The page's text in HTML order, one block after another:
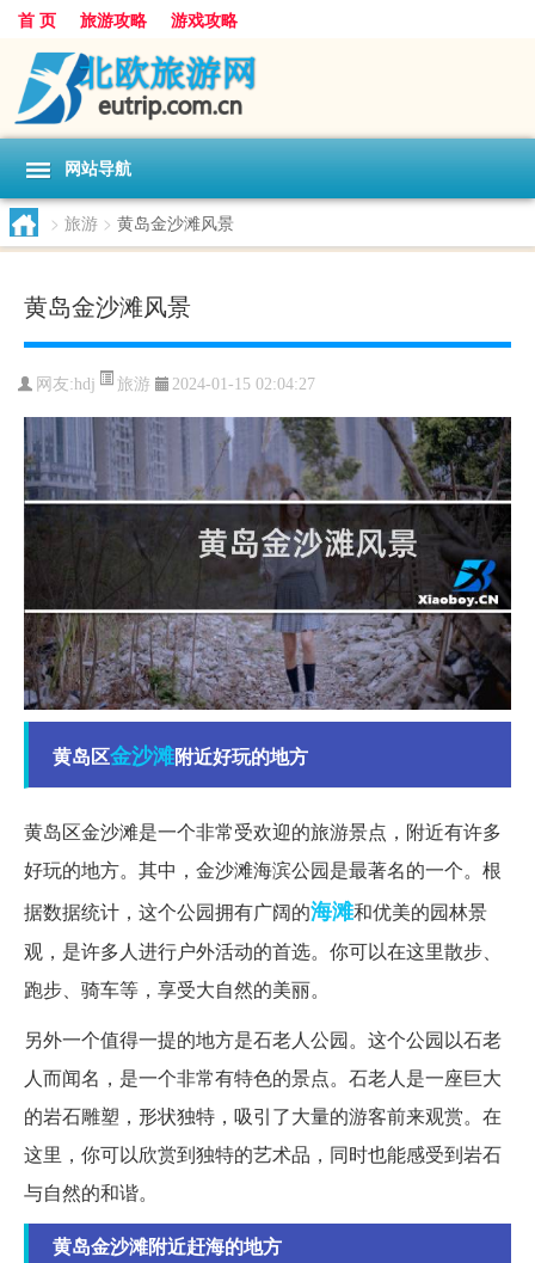
首 页 旅游攻略 游戏攻略
网站导航
> 旅游 > 黄岛金沙滩风景
黄岛金沙滩风景
网友:hdj 旅游 2024-01-15 02:04:27
黄岛区金沙滩附近好玩的地方
黄岛区金沙滩是一个非常受欢迎的旅游景点，附近有许多
好玩的地方。其中，金沙滩海滨公园是最著名的一个。根
据数据统计，这个公园拥有广阔的海滩和优美的园林景
观，是许多人进行户外活动的首选。你可以在这里散步、
跑步、骑车等，享受大自然的美丽。
另外一个值得一提的地方是石老人公园。这个公园以石老
人而闻名，是一个非常有特色的景点。石老人是一座巨大
的岩石雕塑，形状独特，吸引了大量的游客前来观赏。在
这里，你可以欣赏到独特的艺术品，同时也能感受到岩石
与自然的和谐。
黄岛金沙滩附近赶海的地方